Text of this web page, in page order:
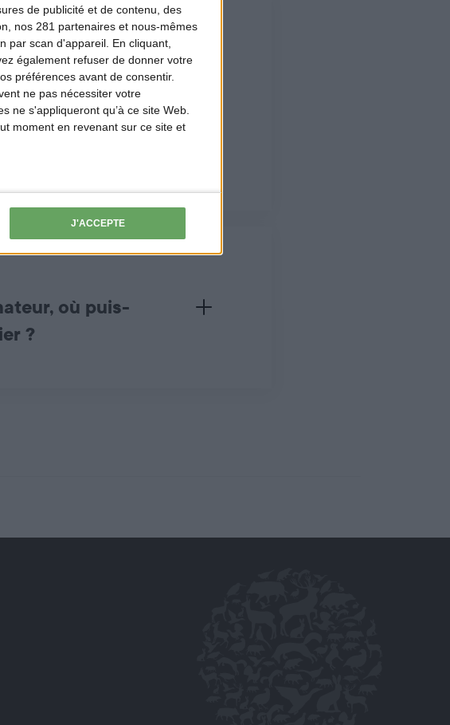
de publicité et de contenu, des
nos 281 partenaires et nous-mêmes
par scan d'appareil. En cliquant,
également refuser de donner votre
préférences avant de consentir.
ne pas nécessiter votre
ne s'appliqueront qu’à ce site Web.
moment en revenant sur ce site et
J'ACCEPTE
Nationale
remettre
cette
terroirs ?
où puis-
?